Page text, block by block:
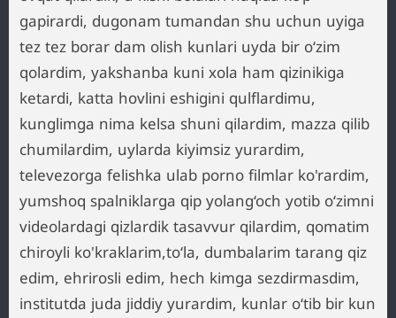
gapirardi, dugonam tumandan shu uchun uyiga
tez tez borar dam olish kunlari uyda bir o‘zim
qolardim, yakshanba kuni xola ham qizinikiga
ketardi, katta hovlini eshigini qulflardimu,
kunglimga nima kelsa shuni qilardim, mazza qilib
chumilardim, uylarda kiyimsiz yurardim,
televezorga felishka ulab porno filmlar ko'rardim,
yumshoq spalniklarga qip yolang‘och yotib o‘zimni
videolardagi qizlardik tasavvur qilardim, qomatim
chiroyli ko'kraklarim,to‘la, dumbalarim tarang qiz
edim, ehrirosli edim, hech kimga sezdirmasdim,
institutda juda jiddiy yurardim, kunlar o‘tib bir kun